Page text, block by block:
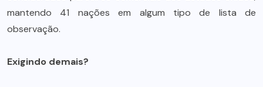
mantendo 41 nações em algum tipo de lista de
observação.
Exigindo demais?